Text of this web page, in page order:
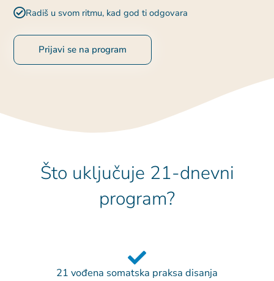
Radiš u svom ritmu, kad god ti odgovara
Prijavi se na program
Što uključuje 21-dnevni
program?
21 vođena somatska praksa disanja